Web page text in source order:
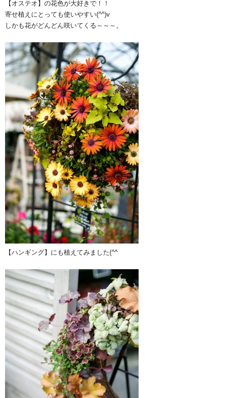
【オステオ】の花色が大好きで！！
寄せ植えにとっても使いやすい(^^)v
しかも花がどんどん咲いてくる～～～。
【ハンギング】にも植えてみました(^^ゞ